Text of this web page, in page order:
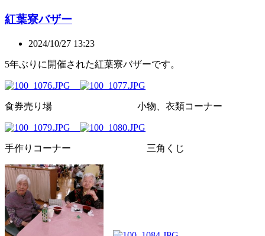
紅葉寮バザー
2024/10/27 13:23
5年ぶりに開催された紅葉寮バザーです。
食券売り場 小物、衣類コーナー
手作りコーナー 三角くじ